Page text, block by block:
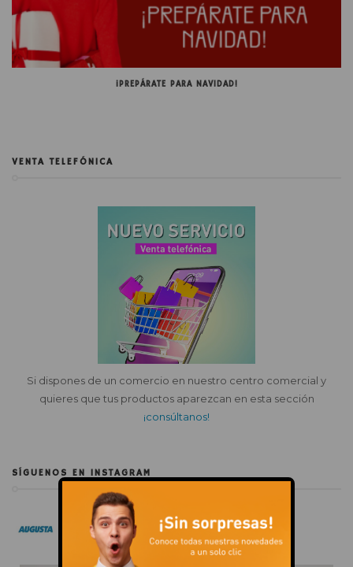
¡PREPÁRATE PARA NAVIDAD!
VENTA TELEFÓNICA
Si dispones de un comercio en nuestro centro comercial y
quieres que tus productos aparezcan en esta sección
¡consúltanos!
SÍGUENOS EN INSTAGRAM
Cc_augusta